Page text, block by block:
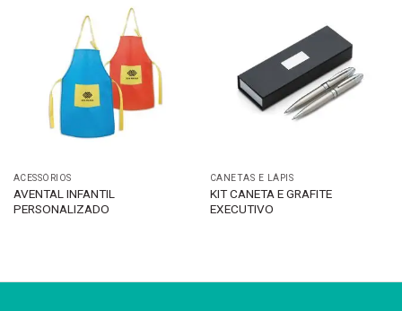
ACESSÓRIOS
AVENTAL INFANTIL
PERSONALIZADO
CANETAS E LÁPIS
KIT CANETA E GRAFITE
EXECUTIVO